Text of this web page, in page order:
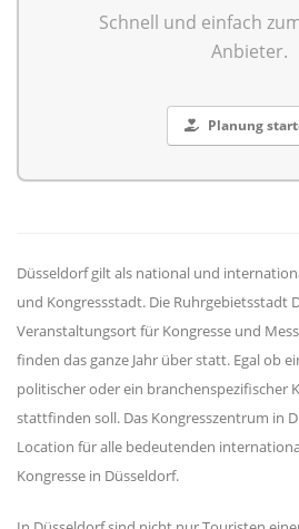
Schnell und einfach
Anbieter.
Planung
Düsseldorf gilt als national und
und Kongressstadt. Die Ruhrgebietsstadt
Veranstaltungsort für Kongresse und
finden das ganze Jahr über statt. Egal ob
politischer oder ein branchenspezifischer
stattfinden soll. Das Kongresszentrum in
Location für alle bedeutenden
Kongresse in Düsseldorf.